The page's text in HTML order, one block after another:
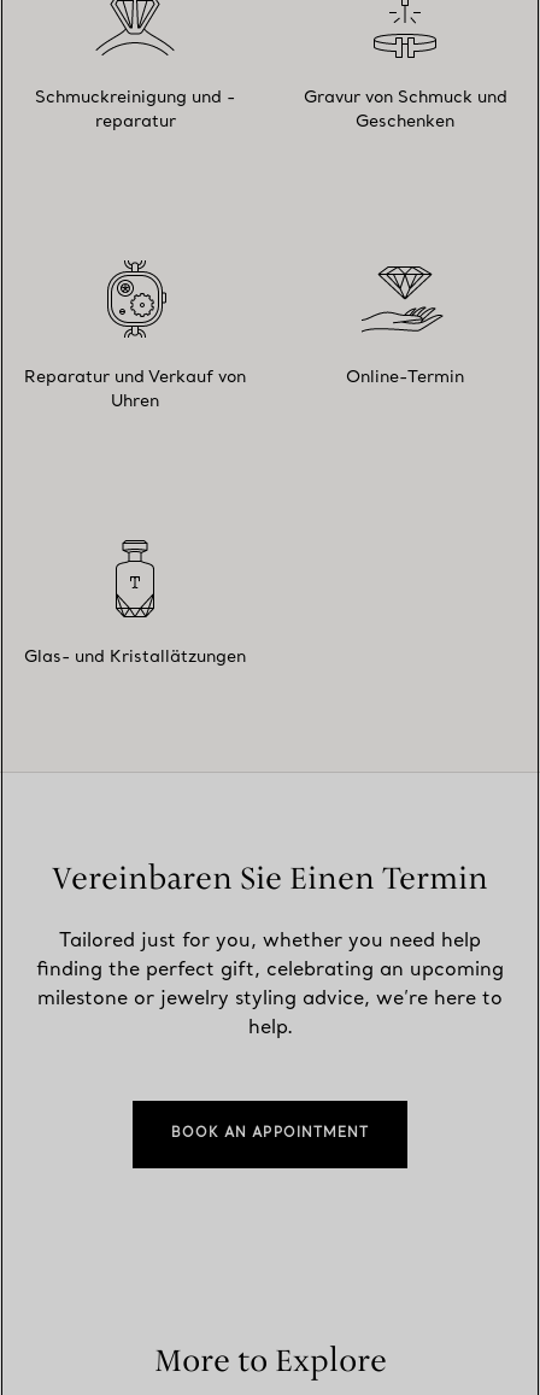
Schmuckreinigung und -
reparatur
Gravur von Schmuck und
Geschenken
Reparatur und Verkauf von
Uhren
Online-Termin
Glas- und Kristallätzungen
Vereinbaren Sie Einen Termin
Tailored just for you, whether you need help
finding the perfect gift, celebrating an upcoming
milestone or jewelry styling advice, we’re here to
help.
BOOK AN APPOINTMENT
More to Explore